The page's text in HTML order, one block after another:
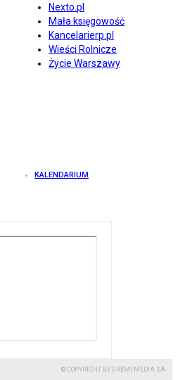
Nexto.pl
Mała księgowość
Kancelarierp.pl
Wieści Rolnicze
Życie Warszawy
KALENDARIUM
© COPYRIGHT BY GREMI MEDIA SA